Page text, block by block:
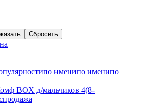
по именипо именипо
BOX д/мальчиков 4(8-